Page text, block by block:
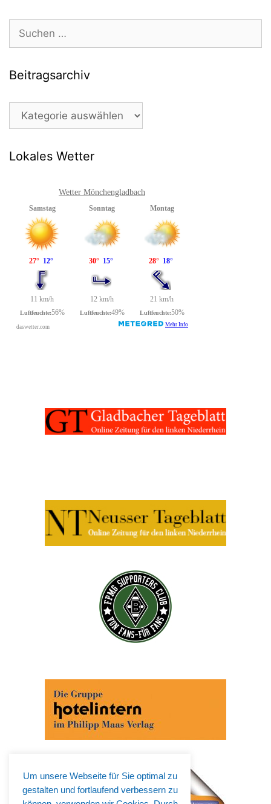
nach:
Beitragsarchiv
Beitragsarchiv
Lokales Wetter
Wetter Mönchengladbach
Um unsere Webseite für Sie optimal zu
gestalten und fortlaufend verbessern zu